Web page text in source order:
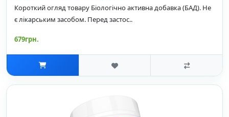
Короткий огляд товару Біологічно активна добавка (БАД). Не
є лікарським засобом. Перед застос..
679грн.